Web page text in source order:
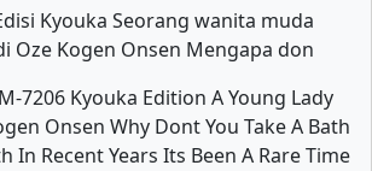
Kyouka Seorang wanita muda
Oze Kogen Onsen Mengapa don